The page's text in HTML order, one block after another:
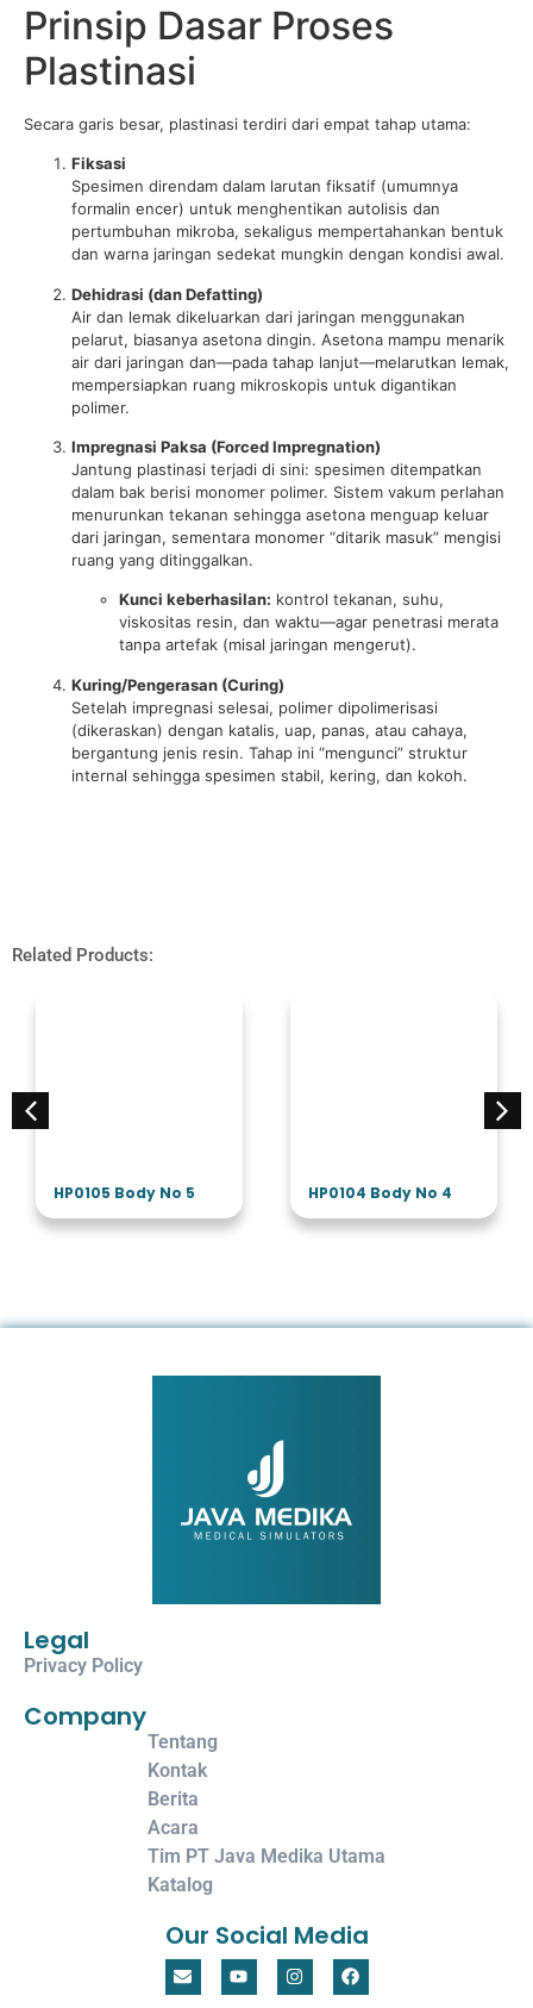
Prinsip Dasar Proses
Plastinasi
Secara garis besar, plastinasi terdiri dari empat tahap utama:
Fiksasi
Spesimen direndam dalam larutan fiksatif (umumnya
formalin encer) untuk menghentikan autolisis dan
pertumbuhan mikroba, sekaligus mempertahankan bentuk
dan warna jaringan sedekat mungkin dengan kondisi awal.
Dehidrasi (dan Defatting)
Air dan lemak dikeluarkan dari jaringan menggunakan
pelarut, biasanya asetona dingin. Asetona mampu menarik
air dari jaringan dan—pada tahap lanjut—melarutkan lemak,
mempersiapkan ruang mikroskopis untuk digantikan
polimer.
Impregnasi Paksa (Forced Impregnation)
Jantung plastinasi terjadi di sini: spesimen ditempatkan
dalam bak berisi monomer polimer. Sistem vakum perlahan
menurunkan tekanan sehingga asetona menguap keluar
dari jaringan, sementara monomer “ditarik masuk” mengisi
ruang yang ditinggalkan.
Kunci keberhasilan: kontrol tekanan, suhu,
viskositas resin, dan waktu—agar penetrasi merata
tanpa artefak (misal jaringan mengerut).
Kuring/Pengerasan (Curing)
Setelah impregnasi selesai, polimer dipolimerisasi
(dikeraskan) dengan katalis, uap, panas, atau cahaya,
bergantung jenis resin. Tahap ini “mengunci” struktur
internal sehingga spesimen stabil, kering, dan kokoh.
Related Products:
HP0105 Body No 5 HP0104 Body No 4
Legal
Privacy Policy
Tentang
Kontak
Berita
Acara
Tim PT Java Medika Utama
Katalog
Company
Our Social Media